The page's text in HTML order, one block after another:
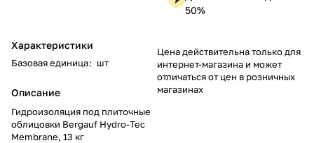
Характеристики
Базовая единица: шт
Описание
Гидроизоляция под плиточные
облицовки Bergauf Hydro-Tec
Membrane, 13 кг
50%
Цена действительна только для
интернет-магазина и может
отличаться от цен в розничных
магазинах